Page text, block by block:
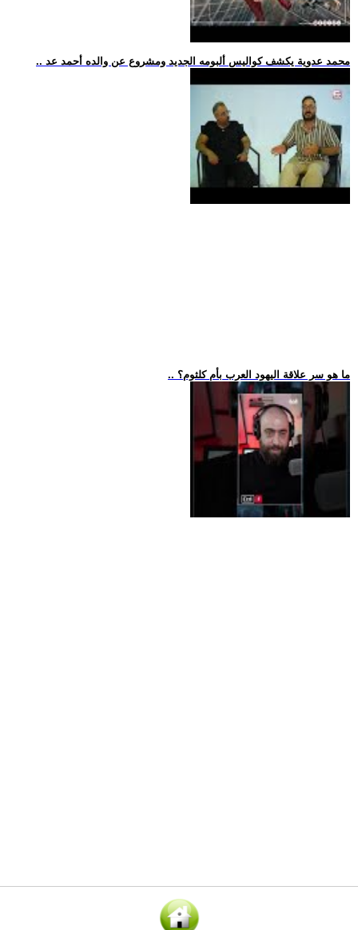
.. محمد عدوية يكشف كواليس ألبومه الجديد ومشروع عن والده أحمد عد
.. ما هو سر علاقة اليهود العرب بأم كلثوم؟